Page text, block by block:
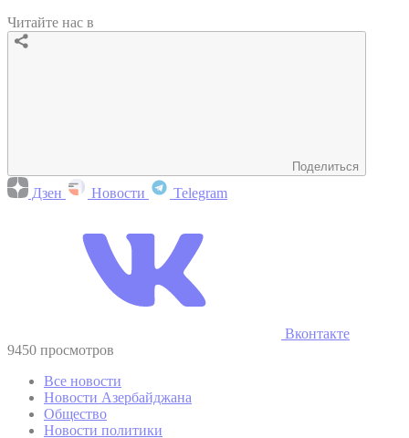
Читайте нас в
Поделиться
Дзен Новости Telegram
Вконтакте
9450 просмотров
Все новости
Новости Азербайджана
Общество
Новости политики